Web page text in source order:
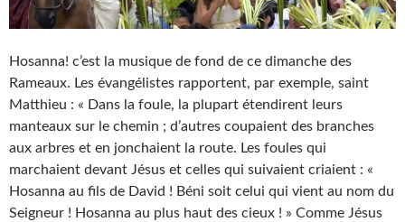
Hosanna! c’est la musique de fond de ce dimanche des
Rameaux. Les évangélistes rapportent, par exemple, saint
Matthieu : « Dans la foule, la plupart étendirent leurs
manteaux sur le chemin ; d’autres coupaient des branches
aux arbres et en jonchaient la route. Les foules qui
marchaient devant Jésus et celles qui suivaient criaient : «
Hosanna au fils de David ! Béni soit celui qui vient au nom du
Seigneur ! Hosanna au plus haut des cieux ! » Comme Jésus